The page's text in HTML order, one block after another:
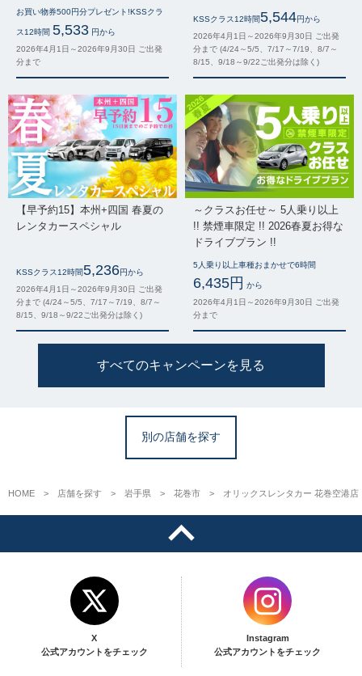
お買い物券500円分プレゼント!KSSクラ
ス12時間 5,533 円から
2026年4月1日～2026年9月30日 ご出発
分まで
KSSクラス12時間5,544円から
2026年4月1日～2026年9月30日 ご出発
分まで (4/24～5/5、7/17～7/19、8/7～
8/15、9/18～9/22ご出発分は除く)
【早予約15】本州+四国 春夏の
レンタカースペシャル
KSSクラス12時間5,236円から
2026年4月1日～2026年9月30日 ご出発
分まで (4/24～5/5、7/17～7/19、8/7～
8/15、9/18～9/22ご出発分は除く)
～クラスお任せ～ 5人乗り以上
!! 禁煙車限定 !! 2026春夏お得な
ドライブプラン !!
5人乗り以上車種おまかせで6時間
6,435円 から
2026年4月1日～2026年9月30日 ご出発
分まで
すべてのキャンペーンを見る
別の店舗を探す
HOME 店舗を探す 岩手県 花巻市 オリックスレンタカー 花巻空港店
X
公式アカウントをチェック
Instagram
公式アカウントをチェック